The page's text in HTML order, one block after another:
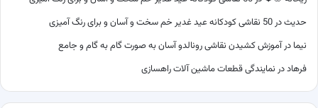
حدیثدر 50 نقاشی کودکانه عید غدیر خم سخت و آسان و برای رنگ آمیزی
نیما درآموزش کشیدن نقاشی رونالدو آسان به صورت گام به گام و جامع
فرهاددر نمایندگی قطعات ماشین آلات راهسازی